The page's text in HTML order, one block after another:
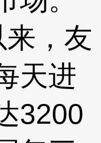
，友
天进
3200